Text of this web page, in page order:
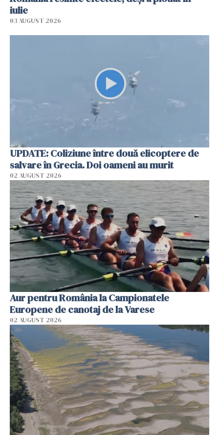
iulie
03 AUGUST 2026
UPDATE: Coliziune între două elicoptere de
salvare în Grecia. Doi oameni au murit
02 AUGUST 2026
Aur pentru România la Campionatele
Europene de canotaj de la Varese
02 AUGUST 2026